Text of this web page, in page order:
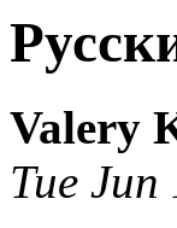
Valery
Tue